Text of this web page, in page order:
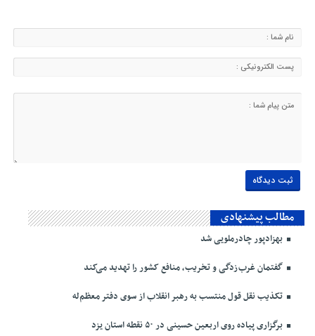
مطالب پیشنهادی
بهزادپور چادرملویی شد
گفتمان غرب‌زدگی و تخریب، منافع کشور را تهدید می‌کند
تکذیب نقل قول منتسب به رهبر انقلاب از سوی دفتر معظم‌له
برگزاری پیاده روی اربعین حسینی در ۵۰ نقطه استان یزد